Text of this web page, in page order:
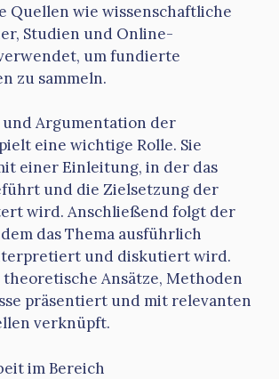
Quellen wie wissenschaftliche
Studien und Online-
um fundierte
zu sammeln.
Argumentation der
eine wichtige Rolle. Sie
einer Einleitung, in der das
und die Zielsetzung der
wird. Anschließend folgt der
das Thema ausführlich
und diskutiert wird.
Ansätze, Methoden
präsentiert und mit relevanten
verknüpft.
im Bereich